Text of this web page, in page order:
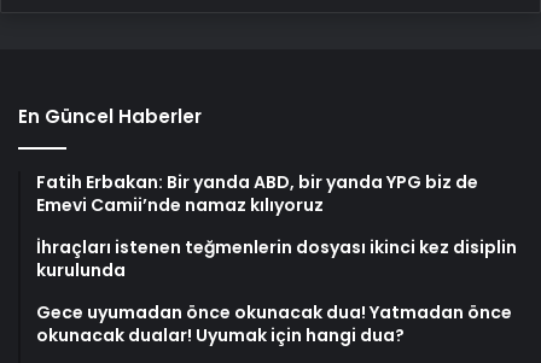
En Güncel Haberler
Fatih Erbakan: Bir yanda ABD, bir yanda YPG biz de
Emevi Camii’nde namaz kılıyoruz
İhraçları istenen teğmenlerin dosyası ikinci kez disiplin
kurulunda
Gece uyumadan önce okunacak dua! Yatmadan önce
okunacak dualar! Uyumak için hangi dua?